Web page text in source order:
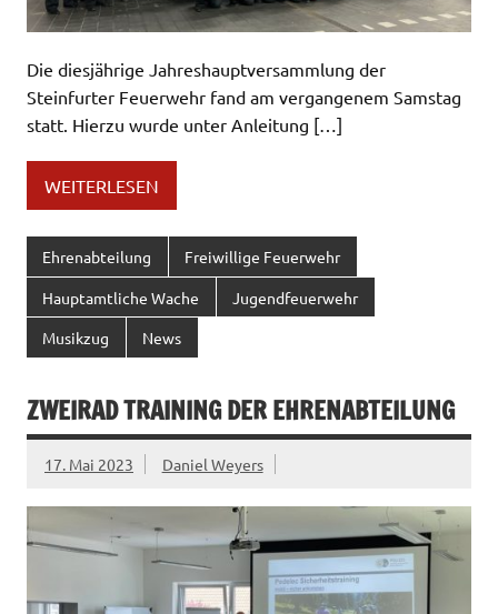
Die diesjährige Jahreshauptversammlung der
Steinfurter Feuerwehr fand am vergangenem Samstag
statt. Hierzu wurde unter Anleitung […]
WEITERLESEN
Ehrenabteilung Freiwillige Feuerwehr
Hauptamtliche Wache Jugendfeuerwehr
Musikzug News
ZWEIRAD TRAINING DER EHRENABTEILUNG
17. Mai 2023 Daniel Weyers